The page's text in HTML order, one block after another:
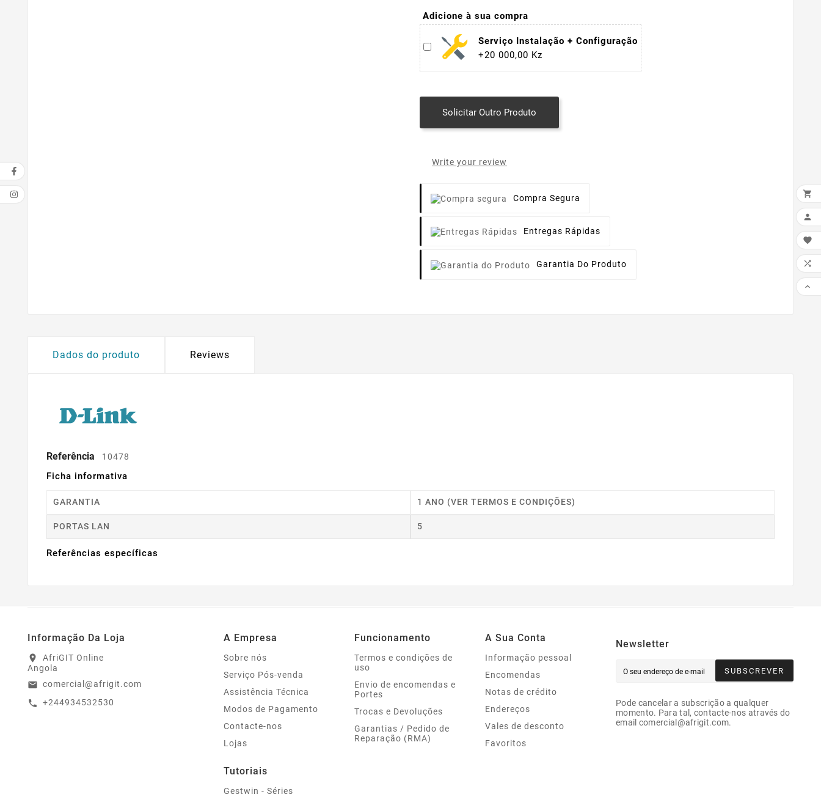
Adicione à sua compra
Serviço Instalação + Configuração
+20 000,00 Kz
Solicitar Outro Produto
Write your review
Compra Segura
Entregas Rápidas
Garantia Do Produto
Dados do produto Reviews
Referência 10478
Ficha informativa
GARANTIA 1 ANO (VER TERMOS E CONDIÇÕES)
PORTAS LAN 5
Referências específicas
Informação Da Loja
location_on
AfriGIT Online
Angola
email comercial@afrigit.com
call +244934532530
A Empresa
Sobre nós
Serviço Pós-venda
Assistência Técnica
Modos de Pagamento
Contacte-nos
Lojas
Tutoriais
Gestwin - Séries
Funcionamento
Termos e condições de
uso
Envio de encomendas e
Portes
Trocas e Devoluções
Garantias / Pedido de
Reparação (RMA)
A Sua Conta
Informação pessoal
Encomendas
Notas de crédito
Endereços
Vales de desconto
Favoritos
Newsletter
SUBSCREVER
Pode cancelar a subscrição a qualquer
momento. Para tal, contacte-nos através do
email comercial@afrigit.com.




